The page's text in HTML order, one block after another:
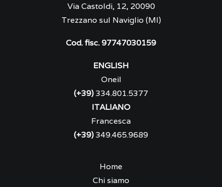
Via Castoldi, 12, 20090
Trezzano sul Naviglio (MI)
Cod. fisc. 97747030159
ENGLISH
Oneil
(+39)334.801.5377
ITALIANO
Francesca
(+39)349.465.9689
Home
Chi siamo